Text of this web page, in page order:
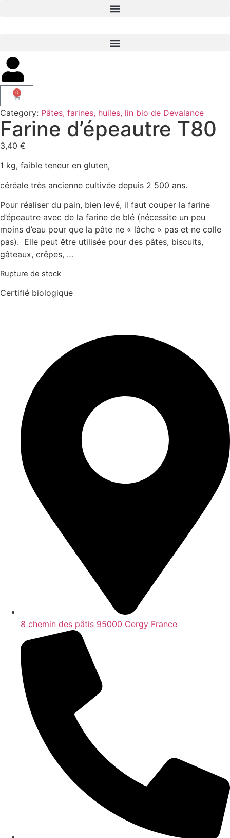
0
Category: Pâtes, farines, huiles, lin bio de Devalance
Farine d’épeautre T80
3,40 €
1 kg, faible teneur en gluten,
céréale très ancienne cultivée depuis 2 500 ans.
Pour réaliser du pain, bien levé, il faut couper la farine
d’épeautre avec de la farine de blé (nécessite un peu
moins d’eau pour que la pâte ne « lâche » pas et ne colle
pas). Elle peut être utilisée pour des pâtes, biscuits,
gâteaux, crêpes, …
Rupture de stock
Certifié biologique
8 chemin des pâtis 95000 Cergy France